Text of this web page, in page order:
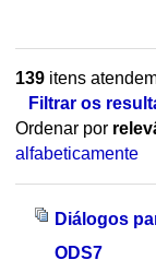
139itens
Filtrar os
Ordenar por
alfabeticamente
Diálogos
ODS7